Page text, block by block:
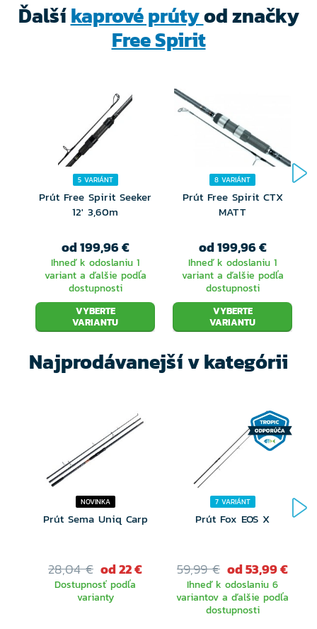
Ďalšíkaprové prútyod značky
Free Spirit
5 VARIÁNT
Prút Free Spirit Seeker
12' 3,60m
od 199,96 €
Ihneď k odoslaniu 1
variant a ďalšie podľa
dostupnosti
VYBERTE
VARIANTU
8 VARIÁNT
Prút Free Spirit CTX
MATT
od 199,96 €
Ihneď k odoslaniu 1
variant a ďalšie podľa
dostupnosti
VYBERTE
VARIANTU
Najprodávanejší v kategórii
NOVINKA
Prút Sema Uniq Carp
28,04 € od 22 €
Dostupnosť podľa
varianty
7 VARIÁNT
Prút Fox EOS X
59,99 € od 53,99 €
Ihneď k odoslaniu 6
variantov a ďalšie podľa
dostupnosti